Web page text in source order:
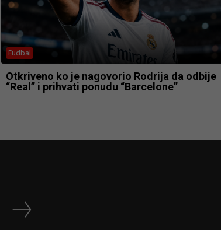
Fudbal
Otkriveno ko je nagovorio Rodrija da odbije
“Real” i prihvati ponudu “Barcelone”